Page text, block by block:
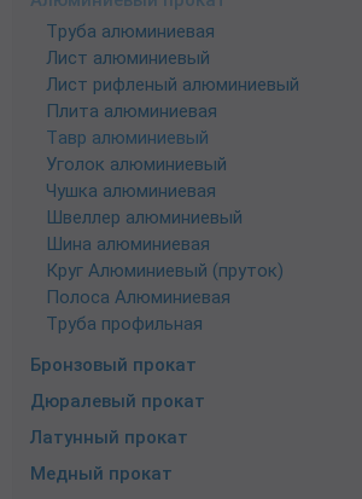
Труба алюминиевая
Лист алюминиевый
Лист рифленый алюминиевый
Плита алюминиевая
Тавр алюминиевый
Уголок алюминиевый
Чушка алюминиевая
Швеллер алюминиевый
Шина алюминиевая
Круг Алюминиевый (пруток)
Полоса Алюминиевая
Труба профильная
Бронзовый прокат
Дюралевый прокат
Латунный прокат
Медный прокат